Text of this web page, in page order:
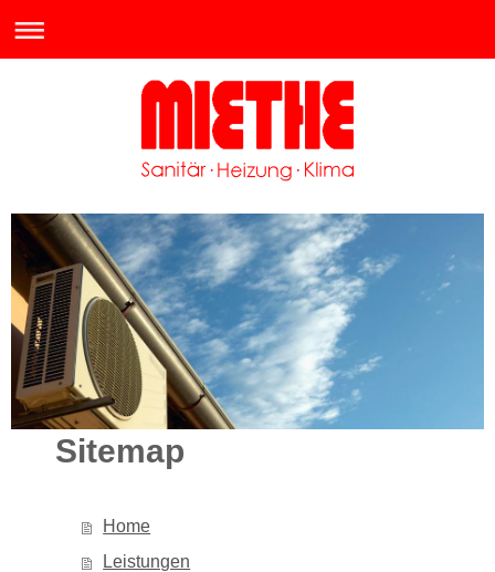
Sitemap
Home
Leistungen